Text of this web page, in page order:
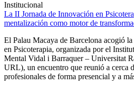
Institucional
La II Jornada de Innovación en
mentalización como motor de
El Palau Macaya de Barcelona acogió
en Psicoterapia, organizada por el
Mental Vidal i Barraquer – Universitat
URL), un encuentro que reunió a cerca
profesionales de forma presencial y a